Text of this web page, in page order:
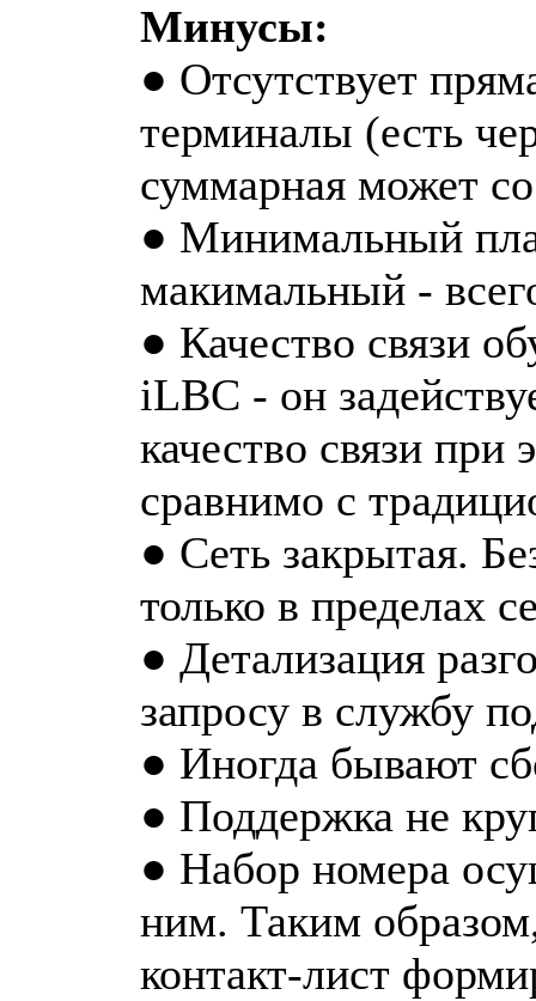
Минусы:
● Отсутствует
терминалы (есть
суммарная может
● Минимальный
макимальный -
● Качество связи
iLBC - он
качество связи при
сравнимо с
● Сеть закрытая.
только в пределах
● Детализация
запросу в службу
● Иногда бывают
● Поддержка не
● Набор номера
ним. Таким
контакт-лист